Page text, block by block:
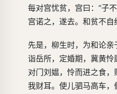
每对宫忧贫，宫曰：“子
宫诺之，遂去。和贫不自
先是，柳生时，为和论
诣岳所，定婚期，冀黄怜
对门刘媪，怜而进之食
我财耳。使儿驷马高车